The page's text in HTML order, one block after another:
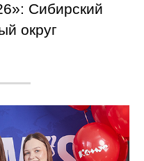
Сибирский
округ